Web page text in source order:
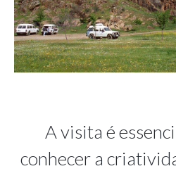
A visita é
conhecer a